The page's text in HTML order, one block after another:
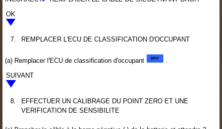
OK
7. REMPLACER L'ECU DE CLASSIFICATION D'OCCUPANT
(a) Remplacer l'ECU de classification d'occupant
SUIVANT
8.
EFFECTUER UN CALIBRAGE DU POINT ZERO ET UNE
VERIFICATION DE SENSIBILITE